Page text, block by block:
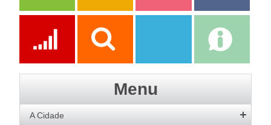
Serviços Publicações Servidor
Fale Com a
Prefeitura
Menu
A Cidade